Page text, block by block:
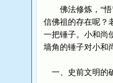
佛法修炼，“悟”
信佛祖的存在呢？
一把锤子。小和尚
墙角的锤子对小和
一、史前文明的